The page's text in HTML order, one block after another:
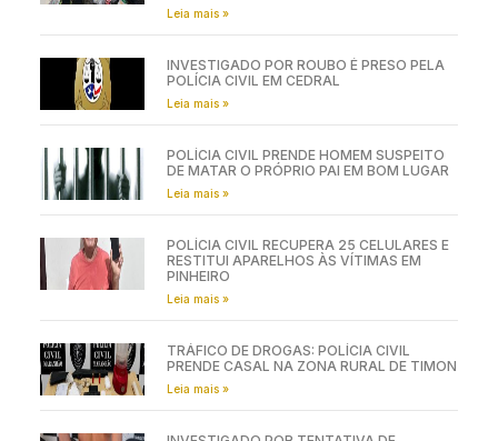
Leia mais »
INVESTIGADO POR ROUBO É PRESO PELA
POLÍCIA CIVIL EM CEDRAL
Leia mais »
POLÍCIA CIVIL PRENDE HOMEM SUSPEITO
DE MATAR O PRÓPRIO PAI EM BOM LUGAR
Leia mais »
POLÍCIA CIVIL RECUPERA 25 CELULARES E
RESTITUI APARELHOS ÀS VÍTIMAS EM
PINHEIRO
Leia mais »
TRÁFICO DE DROGAS: POLÍCIA CIVIL
PRENDE CASAL NA ZONA RURAL DE TIMON
Leia mais »